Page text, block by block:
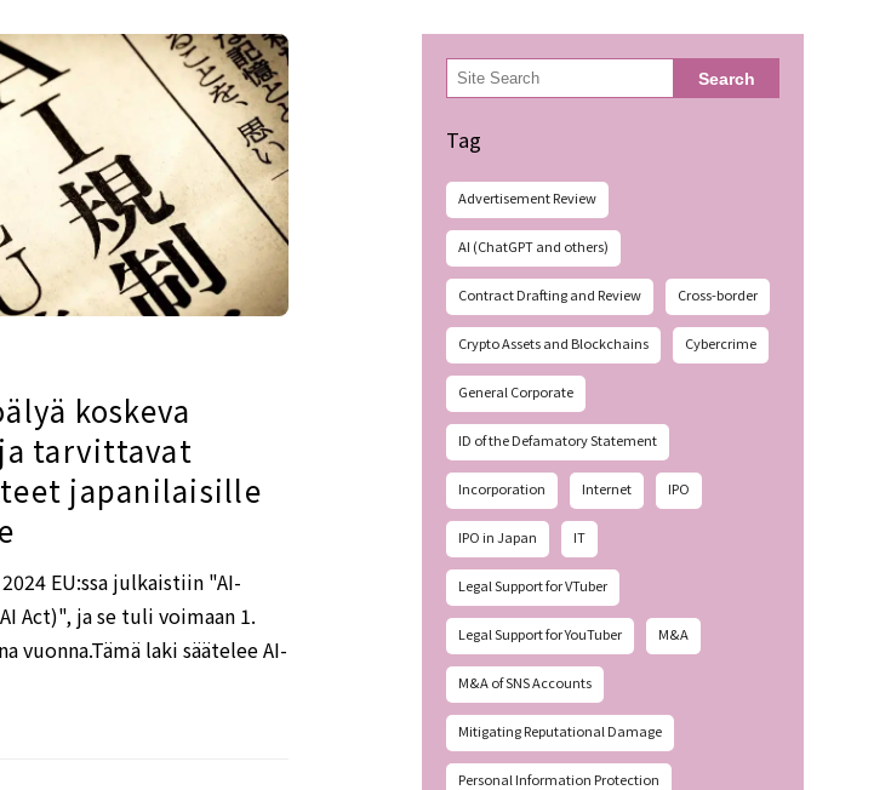
koskeva
tarvittavat
japanilaisille
EU:ssa julkaistiin "AI-
Act)", ja se tuli voimaan 1.
vuonna.Tämä laki säätelee AI-
検
索 Search
Tag
Advertisement Review
AI (ChatGPT and others)
Contract Drafting and Review Cross-border
Crypto Assets and Blockchains Cybercrime
General Corporate
ID of the Defamatory Statement
Incorporation Internet IPO
IPO in Japan IT
Legal Support for VTuber
Legal Support for YouTuber M&A
M&A of SNS Accounts
Mitigating Reputational Damage
Personal Information Protection